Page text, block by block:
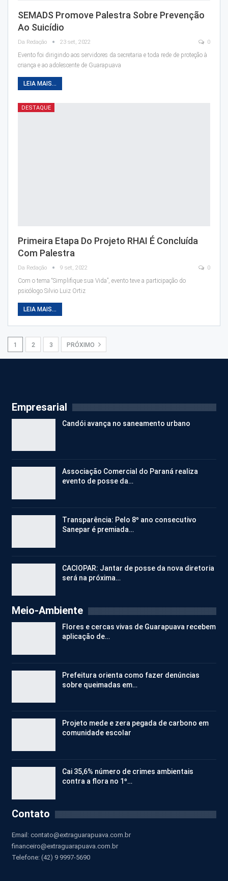
SEMADS Promove Palestra Sobre Prevenção
Ao Suicídio
Da Redação 23 set, 2022 0
Evento foi dirigindo aos servidores da secretaria e toda rede de proteção à
criança e ao adolescente de Guarapuava
LEIA MAIS...
DESTAQUE
Primeira Etapa Do Projeto RHAI É Concluída
Com Palestra
Da Redação 9 set, 2022 0
Com o tema “Simplifique sua Vida”, evento teve a participação do
psicólogo Silvio Luiz Ortiz
LEIA MAIS...
1 2 3 PRÓXIMO
Empresarial
Candói avança no saneamento urbano
Associação Comercial do Paraná realiza
evento de posse da…
Transparência: Pelo 8º ano consecutivo
Sanepar é premiada…
CACIOPAR: Jantar de posse da nova diretoria
será na próxima…
Meio-Ambiente
Flores e cercas vivas de Guarapuava recebem
aplicação de…
Prefeitura orienta como fazer denúncias
sobre queimadas em…
Projeto mede e zera pegada de carbono em
comunidade escolar
Cai 35,6% número de crimes ambientais
contra a flora no 1º…
Contato
Email: contato@extraguarapuava.com.br
financeiro@extraguarapuava.com.br
Telefone: (42) 9 9997-5690